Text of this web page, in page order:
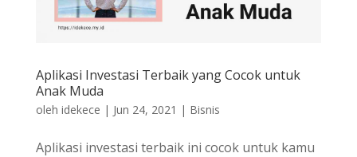
Aplikasi Investasi Terbaik yang Cocok untuk
Anak Muda
oleh idekece | Jun 24, 2021 | Bisnis
Aplikasi investasi terbaik ini cocok untuk kamu